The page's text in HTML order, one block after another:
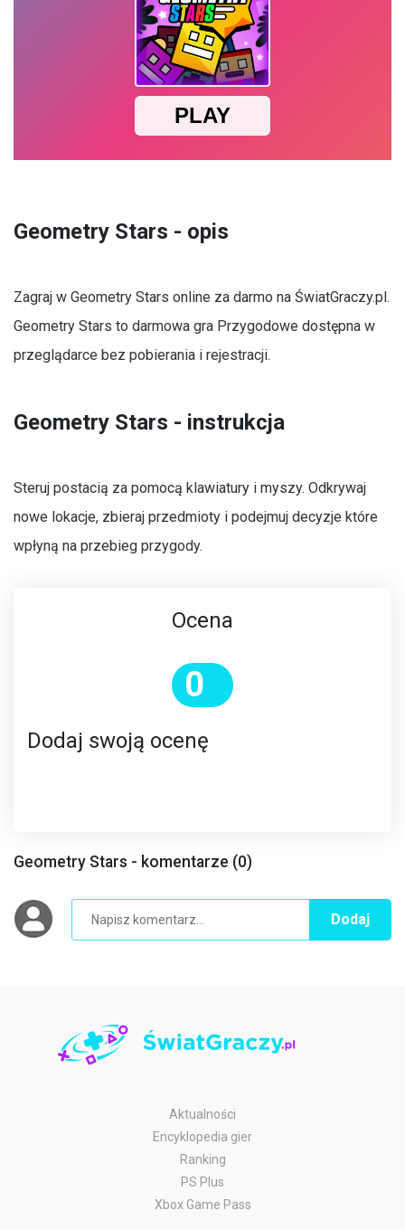
Geometry Stars - opis
Zagraj w Geometry Stars online za darmo na ŚwiatGraczy.pl.
Geometry Stars to darmowa gra Przygodowe dostępna w
przeglądarce bez pobierania i rejestracji.
Geometry Stars - instrukcja
Steruj postacią za pomocą klawiatury i myszy. Odkrywaj
nowe lokacje, zbieraj przedmioty i podejmuj decyzje które
wpłyną na przebieg przygody.
Ocena
0
Dodaj swoją ocenę
Geometry Stars - komentarze (0)
Dodaj
Aktualności
Encyklopedia gier
Ranking
PS Plus
Xbox Game Pass